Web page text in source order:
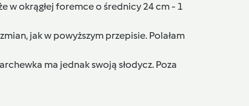
w okrągłej foremce o średnicy 24 cm - 1
jak w powyższym przepisie. Polałam
ma jednak swoją słodycz. Poza